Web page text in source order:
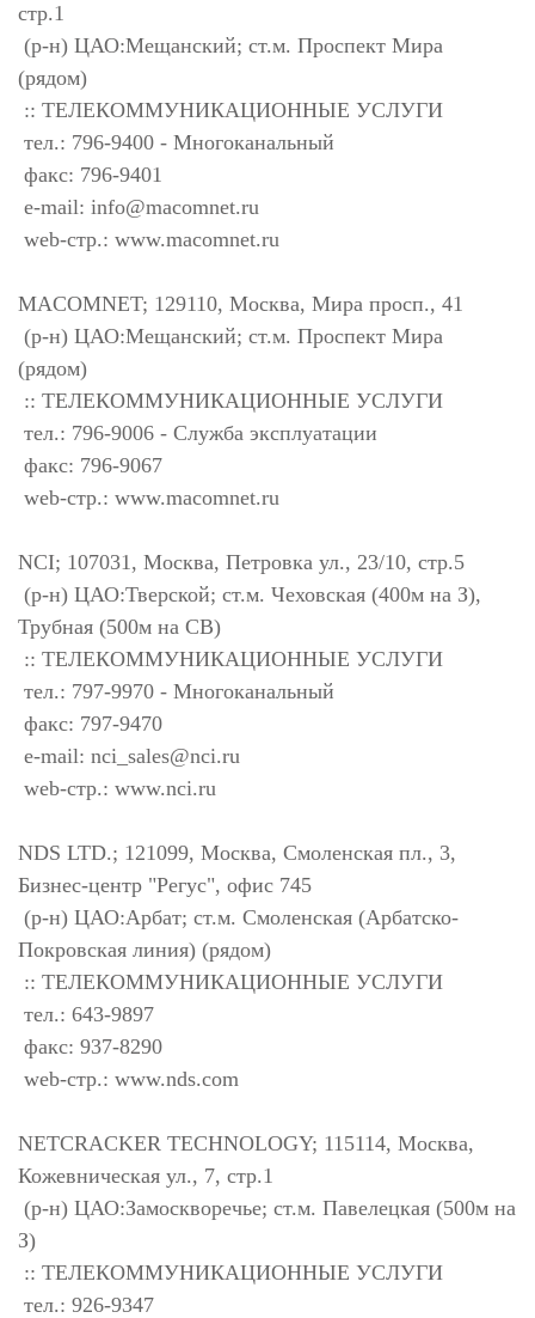
стр.1
(р-н) ЦАО:Мещанский; ст.м. Проспект Мира
(рядом)
:: ТЕЛЕКОММУНИКАЦИОННЫЕ УСЛУГИ
тел.: 796-9400 - Многоканальный
факс: 796-9401
e-mail: info@macomnet.ru
web-стр.: www.macomnet.ru
MACOMNET; 129110, Москва, Мира просп., 41
(р-н) ЦАО:Мещанский; ст.м. Проспект Мира
(рядом)
:: ТЕЛЕКОММУНИКАЦИОННЫЕ УСЛУГИ
тел.: 796-9006 - Служба эксплуатации
факс: 796-9067
web-стр.: www.macomnet.ru
NCI; 107031, Москва, Петровка ул., 23/10, стр.5
(р-н) ЦАО:Тверской; ст.м. Чеховская (400м на З),
Трубная (500м на СВ)
:: ТЕЛЕКОММУНИКАЦИОННЫЕ УСЛУГИ
тел.: 797-9970 - Многоканальный
факс: 797-9470
e-mail: nci_sales@nci.ru
web-стр.: www.nci.ru
NDS LTD.; 121099, Москва, Смоленская пл., 3,
Бизнес-центр "Регус", офис 745
(р-н) ЦАО:Арбат; ст.м. Смоленская (Арбатско-
Покровская линия) (рядом)
:: ТЕЛЕКОММУНИКАЦИОННЫЕ УСЛУГИ
тел.: 643-9897
факс: 937-8290
web-стр.: www.nds.com
NETCRACKER TECHNOLOGY; 115114, Москва,
Кожевническая ул., 7, стр.1
(р-н) ЦАО:Замоскворечье; ст.м. Павелецкая (500м на
З)
:: ТЕЛЕКОММУНИКАЦИОННЫЕ УСЛУГИ
тел.: 926-9347